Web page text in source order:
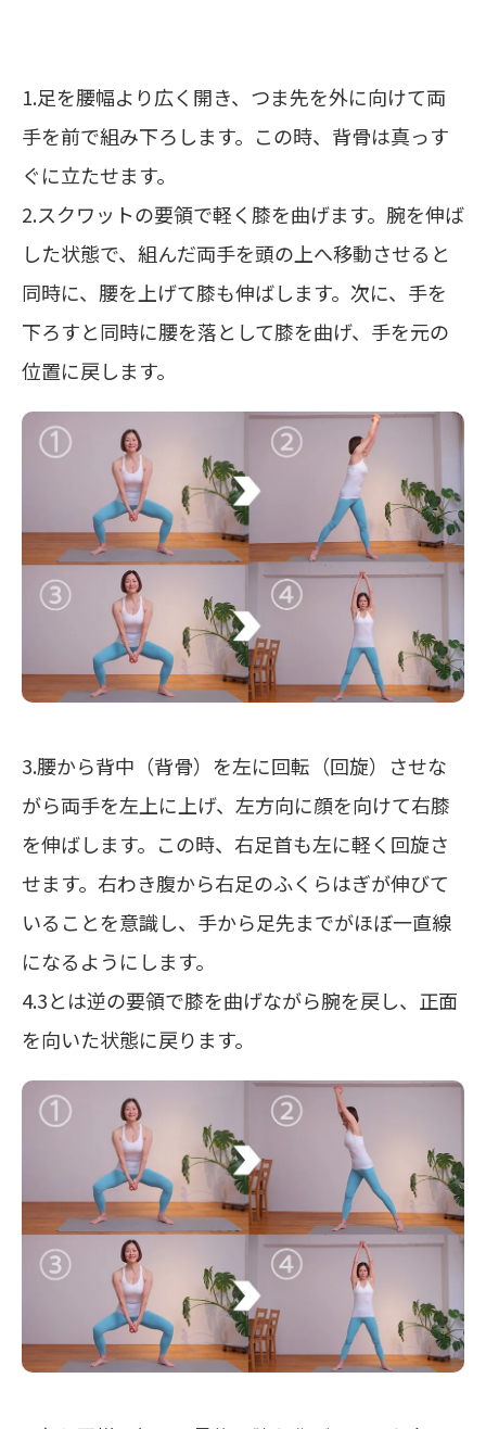
1.足を腰幅より広く開き、つま先を外に向けて両
手を前で組み下ろします。この時、背骨は真っす
ぐに立たせます。
2.スクワットの要領で軽く膝を曲げます。腕を伸ば
した状態で、組んだ両手を頭の上へ移動させると
同時に、腰を上げて膝も伸ばします。次に、手を
下ろすと同時に腰を落として膝を曲げ、手を元の
位置に戻します。
3.腰から背中（背骨）を左に回転（回旋）させな
がら両手を左上に上げ、左方向に顔を向けて右膝
を伸ばします。この時、右足首も左に軽く回旋さ
せます。右わき腹から右足のふくらはぎが伸びて
いることを意識し、手から足先までがほぼ一直線
になるようにします。
4.3とは逆の要領で膝を曲げながら腕を戻し、正面
を向いた状態に戻ります。